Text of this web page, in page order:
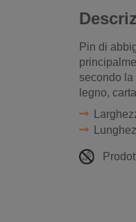
Pin di
secondo
legno,